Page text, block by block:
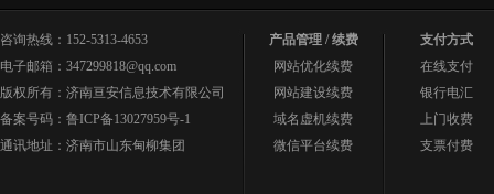
咨询热线：152-5313-4653
电子邮箱：347299818@qq.com
版权所有：济南亘安信息技术有限公司
备案号码： 鲁ICP备13027959号-1
通讯地址：济南市山东甸柳集团
产品管理 / 续费
网站优化续费
网站建设续费
域名虚机续费
微信平台续费
支付方式
在线支付
银行电汇
上门收费
支票付费